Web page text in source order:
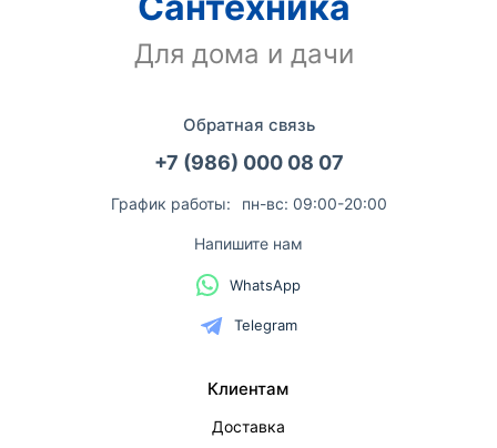
Для дома и дачи
Обратная связь
+7 (986) 000 08 07
График работы: пн-вс: 09:00-20:00
Напишите нам
WhatsApp
Telegram
Клиентам
Доставка